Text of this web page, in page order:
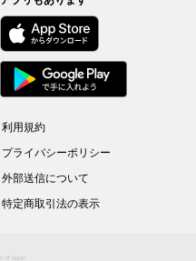
利用規約
プライバシーポリシー
外部送信について
特定商取引法の表示